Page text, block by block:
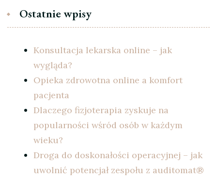
Ostatnie wpisy
Konsultacja lekarska online – jak
wygląda?
Opieka zdrowotna online a komfort
pacjenta
Dlaczego fizjoterapia zyskuje na
popularności wśród osób w każdym
wieku?
Droga do doskonałości operacyjnej – jak
uwolnić potencjał zespołu z auditomat®